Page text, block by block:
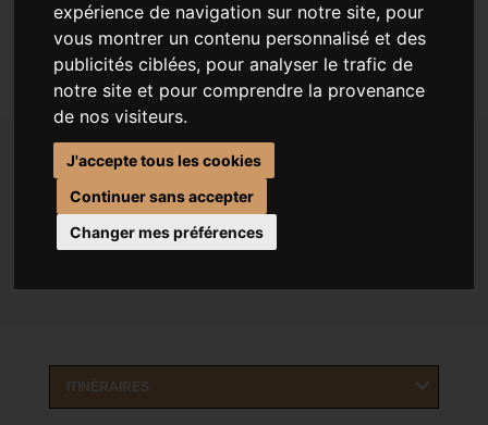
expérience de navigation sur notre site, pour
vous montrer un contenu personnalisé et des
publicités ciblées, pour analyser le trafic de
notre site et pour comprendre la provenance
de nos visiteurs.
J'accepte tous les cookies
Continuer sans accepter
Changer mes préférences
DE DUBAI À ABU DHABI
Circuit 5 jours / 4 nuits Dubaï - Abu Dhabi - Dubaï
LES POINTS FORTS DE CE CIRCUIT
Découvrir les deux Émirats le temps d'un court séjour
Un séjour encadré et accompagné
ITINÉRAIRES